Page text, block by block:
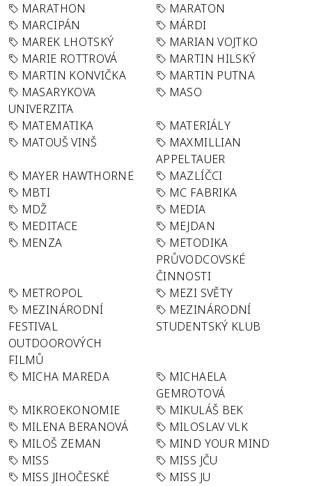
MARATHON
MARATON
MARCIPÁN
MÁRDI
MAREK LHOTSKÝ
MARIAN VOJTKO
MARIE ROTTROVÁ
MARTIN HILSKÝ
MARTIN KONVIČKA
MARTIN PUTNA
MASARYKOVA
UNIVERZITA
MASO
MATEMATIKA
MATERIÁLY
MATOUŠ VINŠ
MAXMILLIAN
APPELTAUER
MAYER HAWTHORNE
MAZLÍČCI
MBTI
MC FABRIKA
MDŽ
MEDIA
MEDITACE
MEJDAN
MENZA
METODIKA
PRŮVODCOVSKÉ
ČINNOSTI
METROPOL
MEZI SVĚTY
MEZINÁRODNÍ
FESTIVAL
OUTDOOROVÝCH
FILMŮ
MEZINÁRODNÍ
STUDENTSKÝ KLUB
MICHA MAREDA
MICHAELA
GEMROTOVÁ
MIKROEKONOMIE
MIKULÁŠ BEK
MILENA BERANOVÁ
MILOSLAV VLK
MILOŠ ZEMAN
MIND YOUR MIND
MISS
MISS JČU
MISS JIHOČESKÉ
MISS JU